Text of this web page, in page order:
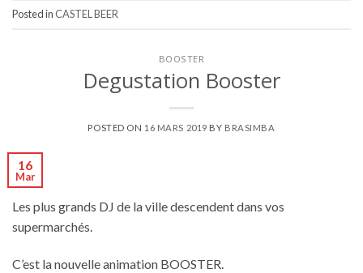
Posted in CASTEL BEER
BOOSTER
Degustation Booster
POSTED ON 16 MARS 2019 BY BRASIMBA
16
Mar
Les plus grands DJ de la ville descendent dans vos
supermarchés.
C’est la nouvelle animation BOOSTER.